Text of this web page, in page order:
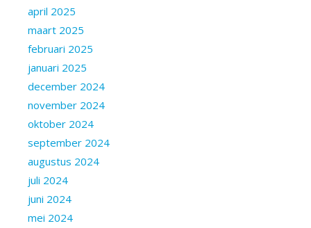
april 2025
maart 2025
februari 2025
januari 2025
december 2024
november 2024
oktober 2024
september 2024
augustus 2024
juli 2024
juni 2024
mei 2024